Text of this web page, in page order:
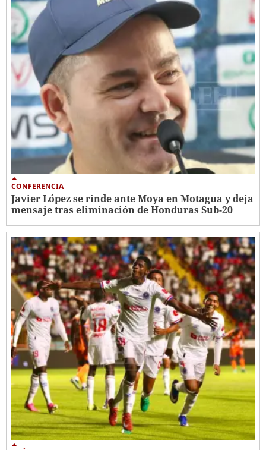
CONFERENCIA
Javier López se rinde ante Moya en Motagua y deja
mensaje tras eliminación de Honduras Sub-20